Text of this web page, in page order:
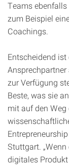
Teams
zum Beispiel
Coachings.
Entscheidend
zur Verfügung
Beste, was sie
mit auf den Weg
Stuttgart.
digitales